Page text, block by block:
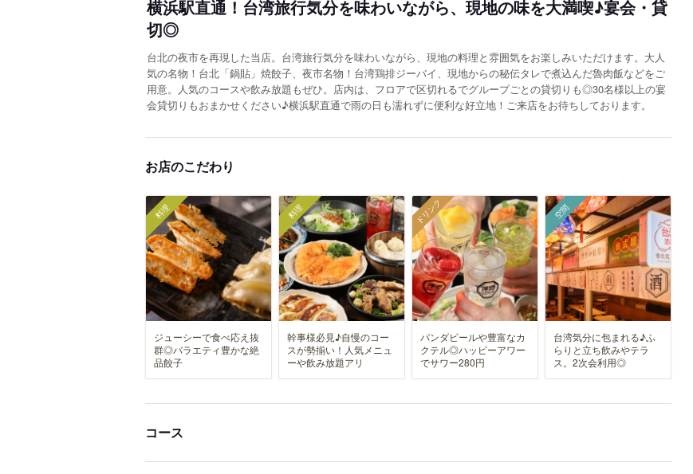
横浜駅直通！台湾旅行気分を味わいながら、現地の味を大満喫♪宴会・貸
切◎
台北の夜市を再現した当店。台湾旅行気分を味わいながら、現地の料理と雰囲気をお楽しみいただけます。大人
気の名物！台北「鍋貼」焼餃子、夜市名物！台湾鶏排ジーバイ、現地からの秘伝タレで煮込んだ魯肉飯などをご
用意。人気のコースや飲み放題もぜひ。店内は、フロアで区切れるでグループごとの貸切りも◎30名様以上の宴
会貸切りもおまかせください♪横浜駅直通で雨の日も濡れずに便利な好立地！ご来店をお待ちしております。
お店のこだわり
料理
ジューシーで食べ応え抜
群◎バラエティ豊かな絶
品餃子
料理
幹事様必見♪自慢のコー
スが勢揃い！人気メニュ
ーや飲み放題アリ
ドリンク
パンダビールや豊富なカ
クテル◎ハッピーアワー
でサワー280円
空間
台湾気分に包まれる♪ふ
らりと立ち飲みやテラ
ス。2次会利用◎
コース